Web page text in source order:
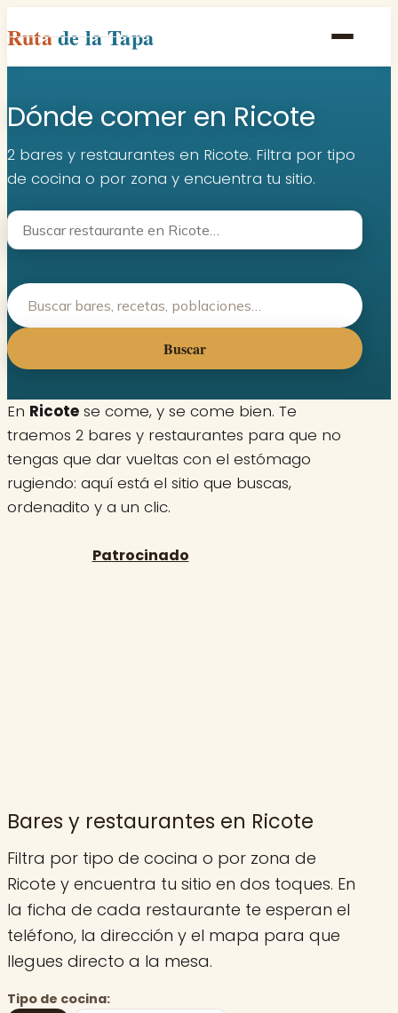
Rutade la Tapa
Inicio
Poblaciones
Rutas
Contacto
Dónde comer en Ricote
2 bares y restaurantes en Ricote. Filtra por tipo
de cocina o por zona y encuentra tu sitio.
Buscar
En Ricote se come, y se come bien. Te
traemos 2 bares y restaurantes para que no
tengas que dar vueltas con el estómago
rugiendo: aquí está el sitio que buscas,
ordenadito y a un clic.
Bares y restaurantes en Ricote
Filtra por tipo de cocina o por zona de
Ricote y encuentra tu sitio en dos toques. En
la ficha de cada restaurante te esperan el
teléfono, la dirección y el mapa para que
llegues directo a la mesa.
Tipo de cocina: